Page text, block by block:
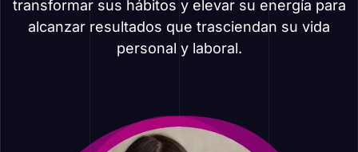
transformar sus hábitos y elevar su energía para
alcanzar resultados que trasciendan su vida
personal y laboral.